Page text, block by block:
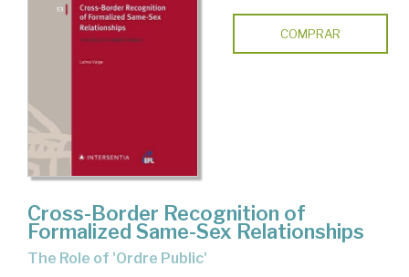
COMPRAR
Cross-Border Recognition of
Formalized Same-Sex Relationships
The Role of 'Ordre Public'